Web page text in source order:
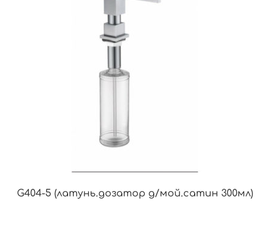
G404-5 (латунь.дозатор д/мой.сатин 300мл)